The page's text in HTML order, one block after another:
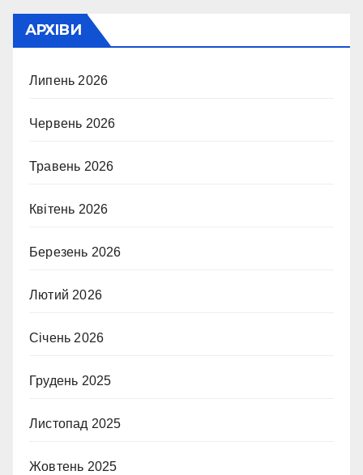
АРХІВИ
Липень 2026
Червень 2026
Травень 2026
Квітень 2026
Березень 2026
Лютий 2026
Січень 2026
Грудень 2025
Листопад 2025
Жовтень 2025